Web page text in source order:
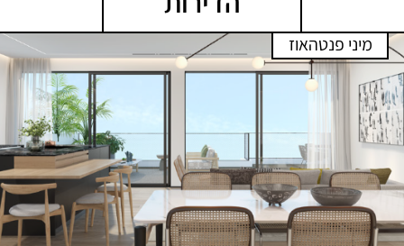
מיני פנטהאוז